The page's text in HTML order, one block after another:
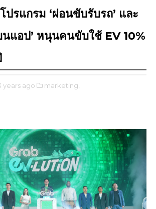
ปรแกรม ‘ผ่อนขับรับรถ’ และ
นแอป’ หนุนคนขับใช้ EV 10%
years ago marketing,